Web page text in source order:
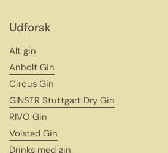
Udforsk
Alt gin
Anholt Gin
Circus Gin
GINSTR Stuttgart Dry Gin
RIVO Gin
Volsted Gin
Drinks med gin